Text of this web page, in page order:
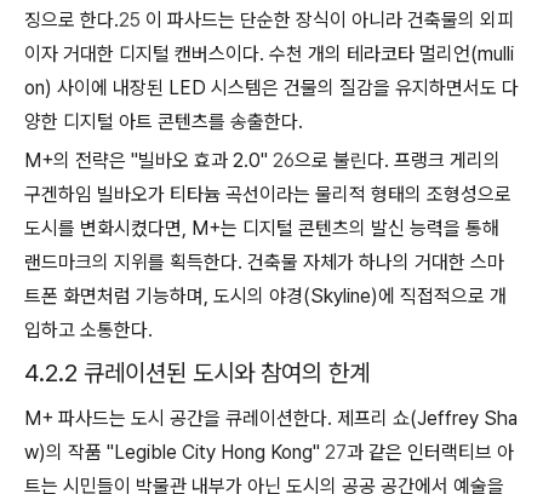
징으로 한다.25 이 파사드는 단순한 장식이 아니라 건축물의 외피
이자 거대한 디지털 캔버스이다. 수천 개의 테라코타 멀리언(mulli
on) 사이에 내장된 LED 시스템은 건물의 질감을 유지하면서도 다
양한 디지털 아트 콘텐츠를 송출한다.
M+의 전략은 "빌바오 효과 2.0" 26으로 불린다. 프랭크 게리의
구겐하임 빌바오가 티타늄 곡선이라는 물리적 형태의 조형성으로
도시를 변화시켰다면, M+는 디지털 콘텐츠의 발신 능력을 통해
랜드마크의 지위를 획득한다. 건축물 자체가 하나의 거대한 스마
트폰 화면처럼 기능하며, 도시의 야경(Skyline)에 직접적으로 개
입하고 소통한다.
4.2.2 큐레이션된 도시와 참여의 한계
M+ 파사드는 도시 공간을 큐레이션한다. 제프리 쇼(Jeffrey Sha
w)의 작품 "Legible City Hong Kong" 27과 같은 인터랙티브 아
트는 시민들이 박물관 내부가 아닌 도시의 공공 공간에서 예술을